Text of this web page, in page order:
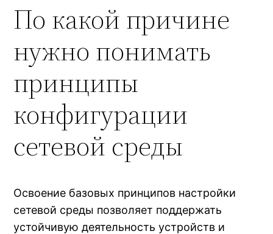
По какой причине
нужно понимать
принципы
конфигурации
сетевой среды
Освоение базовых принципов настройки
сетевой среды позволяет поддержать
устойчивую деятельность устройств и